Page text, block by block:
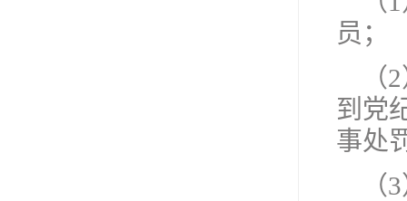
员；
到党
事处